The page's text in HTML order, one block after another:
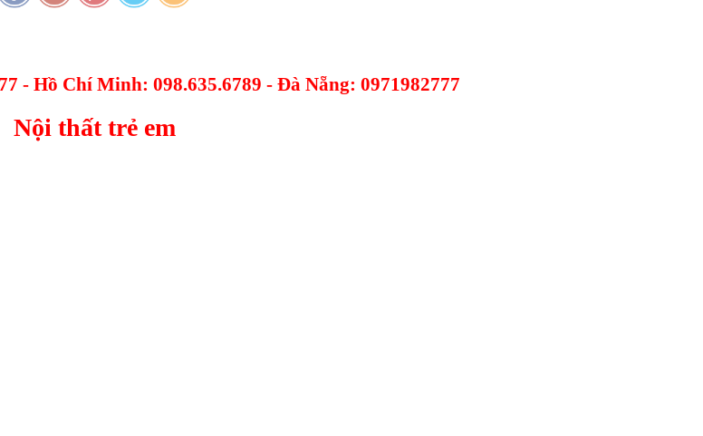
- Hồ Chí Minh: 098.635.6789 - Đà Nẵng: 0971982777
Nội thất trẻ em